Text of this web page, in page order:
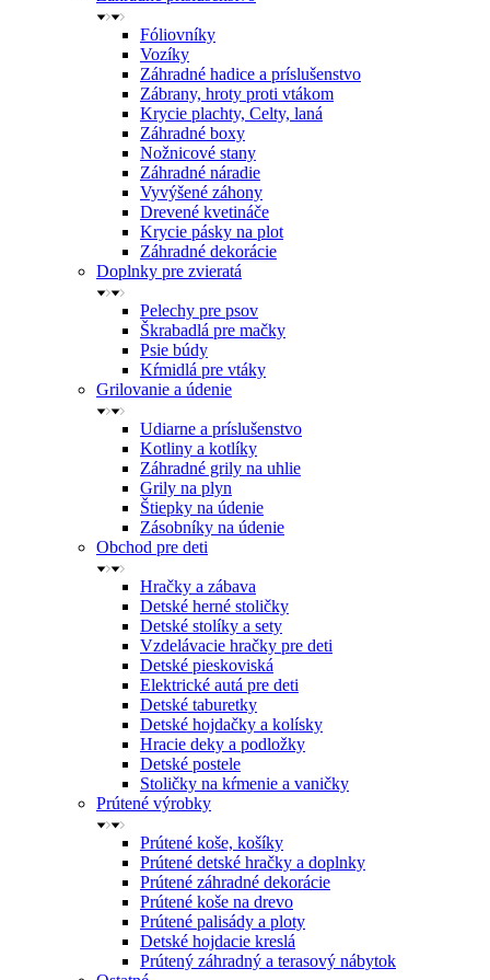
Fóliovníky
Vozíky
Záhradné hadice a príslušenstvo
Zábrany, hroty proti vtákom
Krycie plachty, Celty, laná
Záhradné boxy
Nožnicové stany
Záhradné náradie
Vyvýšené záhony
Drevené kvetináče
Krycie pásky na plot
Záhradné dekorácie
Doplnky pre zvieratá
Pelechy pre psov
Škrabadlá pre mačky
Psie búdy
Kŕmidlá pre vtáky
Grilovanie a údenie
Udiarne a príslušenstvo
Kotliny a kotlíky
Záhradné grily na uhlie
Grily na plyn
Štiepky na údenie
Zásobníky na údenie
Obchod pre deti
Hračky a zábava
Detské herné stoličky
Detské stolíky a sety
Vzdelávacie hračky pre deti
Detské pieskoviská
Elektrické autá pre deti
Detské taburetky
Detské hojdačky a kolísky
Hracie deky a podložky
Detské postele
Stoličky na kŕmenie a vaničky
Prútené výrobky
Prútené koše, košíky
Prútené detské hračky a doplnky
Prútené záhradné dekorácie
Prútené koše na drevo
Prútené palisády a ploty
Detské hojdacie kreslá
Prútený záhradný a terasový nábytok